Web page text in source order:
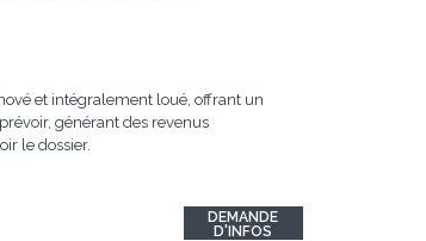
et intégralement loué, offrant un
générant des revenus
le dossier.
DEMANDE
D'INFOS